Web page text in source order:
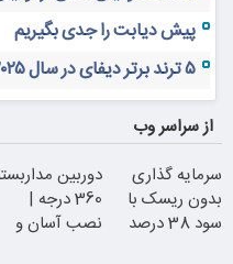
پیش دیابت را جدی بگیریم
۵ ترند برتر دیفای در سال ۲۰۲۵ که نباید از دست بدهید
از سراسر وب
سرمایه گذاری
بدون ریسک با
سود 38 درصد
دوربین
360 درجه |
نصب آسان و